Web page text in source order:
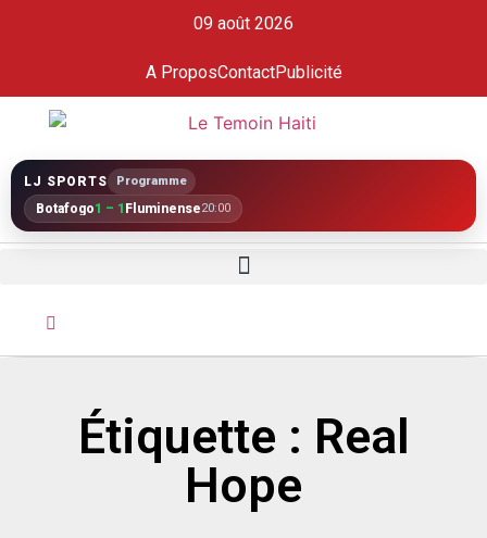
09 août 2026
A ProposContactPublicité
LJ SPORTS Programme
Botafogo1 – 1 Fluminense20:00
Étiquette : Real
Hope